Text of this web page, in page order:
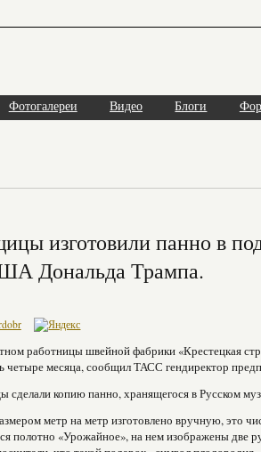
Фотогалереи Видео Блоги
изготовили панно в
Дональда Трампа.
работницы швейной фабрики «Крестецкая
четыре месяца, сообщил ТАСС гендиректор
сделали копию панно, хранящегося в Русском
метр на метр изготовлено вручную, это
полотно «Урожайное», на нем изображены две